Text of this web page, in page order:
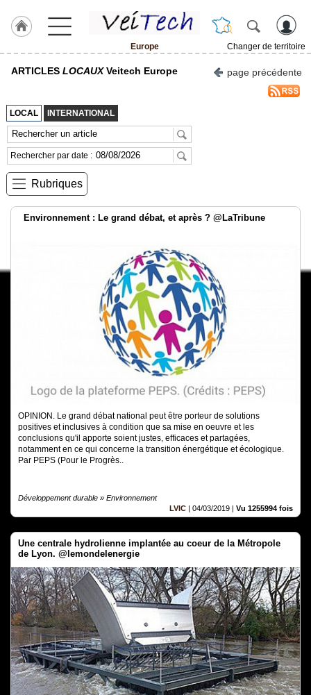
Europe
Changer de territoire
Accueil
Actualités
Agenda
Vidéos
Gazette
ARTICLES LOCAUXVeitech Europe page précédente
LOCAL INTERNATIONAL
Rechercher par date :
Rubriques
Environnement : Le grand débat, et après ? @LaTribune
OPINION. Le grand débat national peut être porteur de solutions
positives et inclusives à condition que sa mise en oeuvre et les
conclusions qu'il apporte soient justes, efficaces et partagées,
notamment en ce qui concerne la transition énergétique et écologique.
Par PEPS (Pour le Progrès..
Développement durable » Environnement
LVIC | 04/03/2019 | Vu 1255994 fois
Une centrale hydrolienne implantée au coeur de la Métropole
de Lyon. @lemondelenergie